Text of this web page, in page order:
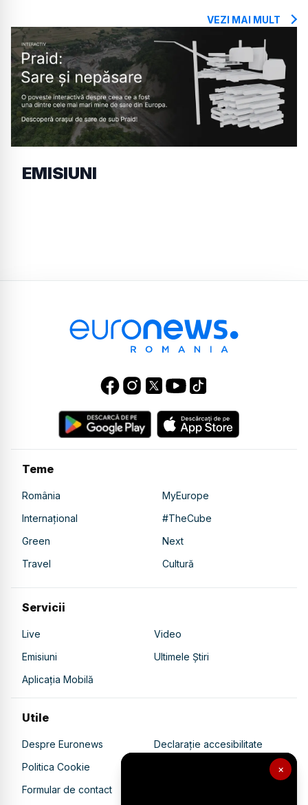
×
VEZI MAI MULT
EMISIUNI
Teme
România
MyEurope
Internațional
#TheCube
Green
Next
Travel
Cultură
Servicii
Live
Video
Emisiuni
Ultimele Știri
Aplicația Mobilă
Utile
Despre Euronews
Declarație accesibilitate
Politica Cookie
Politica de confidențialitate
Formular de contact